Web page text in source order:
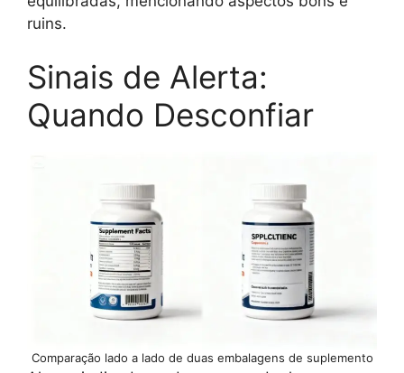
ruins.
Sinais de Alerta:
Quando Desconfiar
Comparação lado a lado de duas embalagens de suplemento